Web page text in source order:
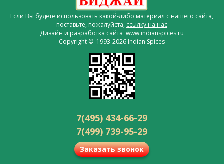
Если Вы будете использовать какой-либо материал с нашего сайта,
поставьте, пожалуйста, ссылку на нас
Дизайн и разработка сайта www.indianspices.ru
Copyright © 1993-2026 Indian Spices
7(495) 434-66-29
7(499) 739-95-29
Заказать звонок